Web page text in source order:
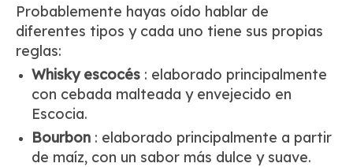
Probablemente hayas oído hablar de
diferentes tipos y cada uno tiene sus propias
reglas:
Whisky escocés : elaborado principalmente
con cebada malteada y envejecido en
Escocia.
Bourbon : elaborado principalmente a partir
de maíz, con un sabor más dulce y suave.